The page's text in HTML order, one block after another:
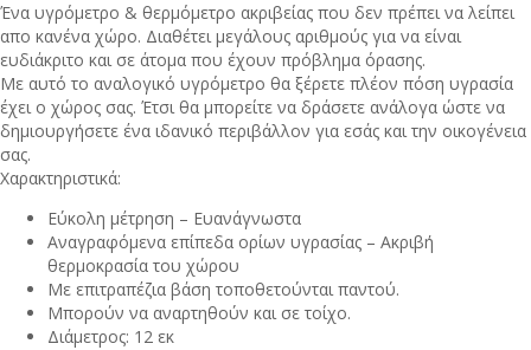
Ένα υγρόμετρο & θερμόμετρο ακριβείας που δεν πρέπει να λείπει
απο κανένα χώρο. Διαθέτει μεγάλους αριθμούς για να είναι
ευδιάκριτο και σε άτομα που έχουν πρόβλημα όρασης.
Με αυτό το αναλογικό υγρόμετρο θα ξέρετε πλέον πόση υγρασία
έχει ο χώρος σας. Έτσι θα μπορείτε να δράσετε ανάλογα ώστε να
δημιουργήσετε ένα ιδανικό περιβάλλον για εσάς και την οικογένεια
σας.
Χαρακτηριστικά:
Εύκολη μέτρηση – Ευανάγνωστα
Αναγραφόμενα επίπεδα ορίων υγρασίας – Ακριβή
θερμοκρασία του χώρου
Με επιτραπέζια βάση τοποθετούνται παντού.
Μπορούν να αναρτηθούν και σε τοίχο.
Διάμετρος: 12 εκ